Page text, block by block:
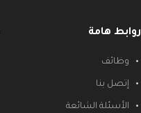
روابط هامة
وظائف
إتصل بنا
الأسئلة الشائعة